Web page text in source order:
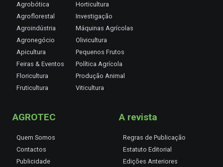
Agrobótica
Agroflorestal
Agroindústria
Agronegócio
Apicultura
Feiras & Eventos
Floricultura
Fruticultura
Horticultura
Investigação
Máquinas Agrícolas
Olivicultura
Pequenos Frutos
Política Agrícola
Produção Animal
Viticultura
AGROTEC
Quem Somos
Contactos
Publicidade
A revista
Regras de Publicação
Estatuto Editorial
Edições Anteriores